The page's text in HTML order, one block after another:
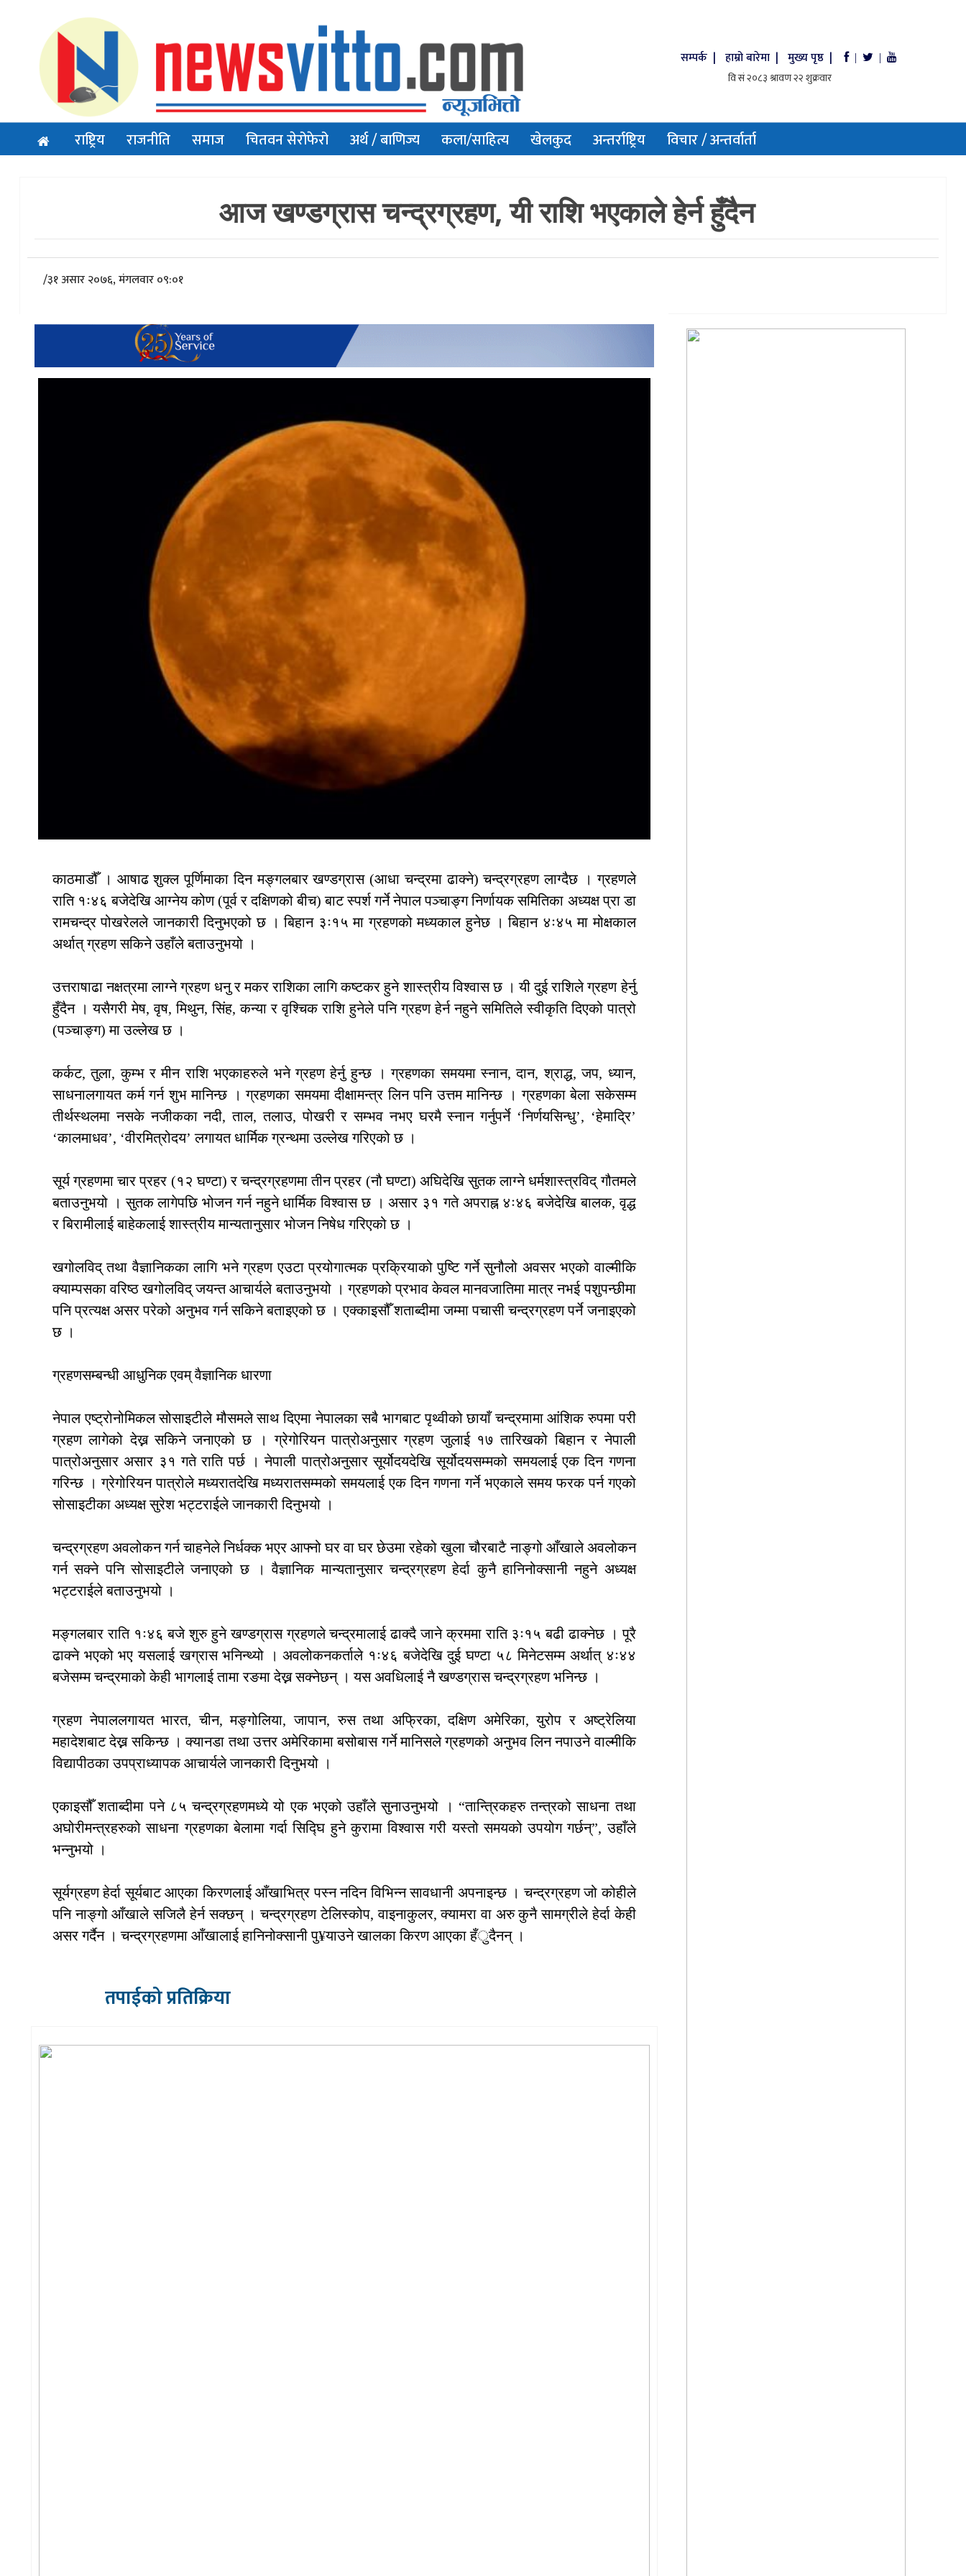
सम्पर्क | हाम्रो बारेमा | मुख्य पृष्ठ | | |
राष्ट्रिय राजनीति समाज चितवन सेरोफेरो अर्थ / बाणिज्य कला/साहित्य खेलकुद अन्तर्राष्ट्रिय विचार / अन्तर्वार्ता
आज खण्डग्रास चन्द्रग्रहण, यी राशि भएकाले हेर्न हुँदैन
/३१ असार २०७६, मंगलवार ०९:०१
काठमाडौँ । आषाढ शुक्ल पूर्णिमाका दिन मङ्गलबार खण्डग्रास (आधा चन्द्रमा ढाक्ने) चन्द्रग्रहण लाग्दैछ । ग्रहणले
राति १ः४६ बजेदेखि आग्नेय कोण (पूर्व र दक्षिणको बीच) बाट स्पर्श गर्ने नेपाल पञ्चाङ्ग निर्णायक समितिका अध्यक्ष प्रा डा
रामचन्द्र पोखरेलले जानकारी दिनुभएको छ । बिहान ३ः१५ मा ग्रहणको मध्यकाल हुनेछ । बिहान ४ः४५ मा मोक्षकाल
अर्थात् ग्रहण सकिने उहाँले बताउनुभयो ।
उत्तराषाढा नक्षत्रमा लाग्ने ग्रहण धनु र मकर राशिका लागि कष्टकर हुने शास्त्रीय विश्वास छ । यी दुई राशिले ग्रहण हेर्नु
हुँदैन । यसैगरी मेष, वृष, मिथुन, सिंह, कन्या र वृश्चिक राशि हुनेले पनि ग्रहण हेर्न नहुने समितिले स्वीकृति दिएको पात्रो
(पञ्चाङ्ग) मा उल्लेख छ ।
कर्कट, तुला, कुम्भ र मीन राशि भएकाहरुले भने ग्रहण हेर्नु हुन्छ । ग्रहणका समयमा स्नान, दान, श्राद्ध, जप, ध्यान,
साधनालगायत कर्म गर्न शुभ मानिन्छ । ग्रहणका समयमा दीक्षामन्त्र लिन पनि उत्तम मानिन्छ । ग्रहणका बेला सकेसम्म
तीर्थस्थलमा नसके नजीकका नदी, ताल, तलाउ, पोखरी र सम्भव नभए घरमै स्नान गर्नुपर्ने ‘निर्णयसिन्धु’, ‘हेमाद्रि’
‘कालमाधव’, ‘वीरमित्रोदय’ लगायत धार्मिक ग्रन्थमा उल्लेख गरिएको छ ।
सूर्य ग्रहणमा चार प्रहर (१२ घण्टा) र चन्द्रग्रहणमा तीन प्रहर (नौ घण्टा) अघिदेखि सुतक लाग्ने धर्मशास्त्रविद् गौतमले
बताउनुभयो । सुतक लागेपछि भोजन गर्न नहुने धार्मिक विश्वास छ । असार ३१ गते अपराह्न ४ः४६ बजेदेखि बालक, वृद्ध
र बिरामीलाई बाहेकलाई शास्त्रीय मान्यतानुसार भोजन निषेध गरिएको छ ।
खगोलविद् तथा वैज्ञानिकका लागि भने ग्रहण एउटा प्रयोगात्मक प्रक्रियाको पुष्टि गर्ने सुनौलो अवसर भएको वाल्मीकि
क्याम्पसका वरिष्ठ खगोलविद् जयन्त आचार्यले बताउनुभयो । ग्रहणको प्रभाव केवल मानवजातिमा मात्र नभई पशुपन्छीमा
पनि प्रत्यक्ष असर परेको अनुभव गर्न सकिने बताइएको छ । एक्काइसौँ शताब्दीमा जम्मा पचासी चन्द्रग्रहण पर्ने जनाइएको
छ ।
ग्रहणसम्बन्धी आधुनिक एवम् वैज्ञानिक धारणा
नेपाल एष्ट्रोनोमिकल सोसाइटीले मौसमले साथ दिएमा नेपालका सबै भागबाट पृथ्वीको छायाँ चन्द्रमामा आंशिक रुपमा परी
ग्रहण लागेको देख्न सकिने जनाएको छ । ग्रेगोरियन पात्रोअनुसार ग्रहण जुलाई १७ तारिखको बिहान र नेपाली
पात्रोअनुसार असार ३१ गते राति पर्छ । नेपाली पात्रोअनुसार सूर्योदयदेखि सूर्योदयसम्मको समयलाई एक दिन गणना
गरिन्छ । ग्रेगोरियन पात्रोले मध्यरातदेखि मध्यरातसम्मको समयलाई एक दिन गणना गर्ने भएकाले समय फरक पर्न गएको
सोसाइटीका अध्यक्ष सुरेश भट्टराईले जानकारी दिनुभयो ।
चन्द्रग्रहण अवलोकन गर्न चाहनेले निर्धक्क भएर आफ्नो घर वा घर छेउमा रहेको खुला चौरबाटै नाङ्गो आँखाले अवलोकन
गर्न सक्ने पनि सोसाइटीले जनाएको छ । वैज्ञानिक मान्यतानुसार चन्द्रग्रहण हेर्दा कुनै हानिनोक्सानी नहुने अध्यक्ष
भट्टराईले बताउनुभयो ।
मङ्गलबार राति १ः४६ बजे शुरु हुने खण्डग्रास ग्रहणले चन्द्रमालाई ढाक्दै जाने क्रममा राति ३ः१५ बढी ढाक्नेछ । पूरै
ढाक्ने भएको भए यसलाई खग्रास भनिन्थ्यो । अवलोकनकर्ताले १ः४६ बजेदेखि दुई घण्टा ५८ मिनेटसम्म अर्थात् ४ः४४
बजेसम्म चन्द्रमाको केही भागलाई तामा रङमा देख्न सक्नेछन् । यस अवधिलाई नै खण्डग्रास चन्द्रग्रहण भनिन्छ ।
ग्रहण नेपाललगायत भारत, चीन, मङ्गोलिया, जापान, रुस तथा अफ्रिका, दक्षिण अमेरिका, युरोप र अष्ट्रेलिया
महादेशबाट देख्न सकिन्छ । क्यानडा तथा उत्तर अमेरिकामा बसोबास गर्ने मानिसले ग्रहणको अनुभव लिन नपाउने वाल्मीकि
विद्यापीठका उपप्राध्यापक आचार्यले जानकारी दिनुभयो ।
एकाइसौँ शताब्दीमा पने ८५ चन्द्रग्रहणमध्ये यो एक भएको उहाँले सुनाउनुभयो । “तान्त्रिकहरु तन्त्रको साधना तथा
अघोरीमन्त्रहरुको साधना ग्रहणका बेलामा गर्दा सिद्घि हुने कुरामा विश्वास गरी यस्तो समयको उपयोग गर्छन्”, उहाँले
भन्नुभयो ।
सूर्यग्रहण हेर्दा सूर्यबाट आएका किरणलाई आँखाभित्र पस्न नदिन विभिन्न सावधानी अपनाइन्छ । चन्द्रग्रहण जो कोहीले
पनि नाङ्गो आँखाले सजिलै हेर्न सक्छन् । चन्द्रग्रहण टेलिस्कोप, वाइनाकुलर, क्यामरा वा अरु कुनै सामग्रीले हेर्दा केही
असर गर्दैन । चन्द्रग्रहणमा आँखालाई हानिनोक्सानी पु¥याउने खालका किरण आएका हँुदैनन् ।
तपाईको प्रतिक्रिया